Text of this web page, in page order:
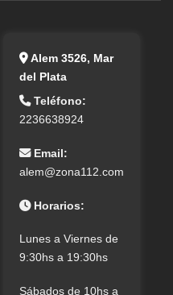
Alem 3526, Mar
del Plata
Teléfono:
2236638924
Email:
alem@zona112.com
Horarios:
Lunes a Viernes de
9:30hs a 19:30hs
Sábados de 10hs a